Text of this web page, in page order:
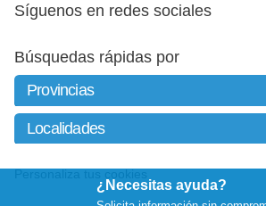
¿Necesitas ayuda?
Síguenos en redes sociales
Búsquedas rápidas por